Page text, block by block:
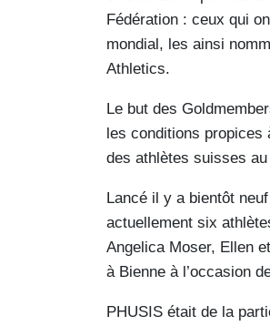
Fédération : ceux qui
mondial, les ainsi
Athletics.
Le but des
les conditions propices
des athlètes suisses
Lancé il y a bientôt
actuellement six
Angelica Moser, Ellen
à Bienne à l’occasion
PHUSIS était de la